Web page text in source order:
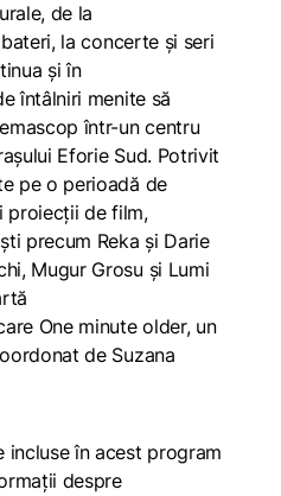
de la
la concerte și seri
și în
întâlniri menite să
într-un centru
Eforie Sud. Potrivit
pe o perioadă de
proiecții de film,
precum Reka și Darie
Mugur Grosu și Lumi
One minute older, un
de Suzana
incluse în acest program
despre